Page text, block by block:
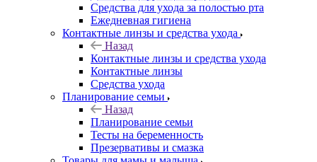
Средства для ухода за полостью рта
Ежедневная гигиена
Контактные линзы и средства ухода
Назад
Контактные линзы и средства ухода
Контактные линзы
Средства ухода
Планирование семьи
Назад
Планирование семьи
Тесты на беременность
Презервативы и смазка